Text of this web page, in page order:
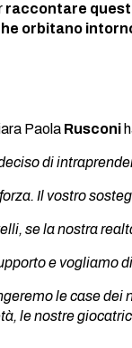
raccontare
orbitano
Paola Rusconi
di
Il vostro
se la nostra
e vogliamo
le case dei
le nostre